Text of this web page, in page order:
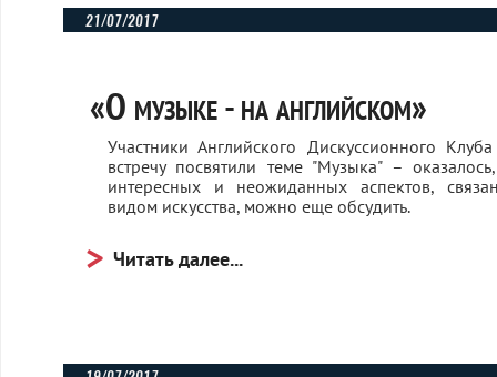
21/07/2017
«О музыке - на английском»
Участники Английского Дискуссионного
встречу посвятили теме "Музыка" –
интересных и неожиданных аспектов,
видом искусства, можно еще обсудить.
Читать далее...